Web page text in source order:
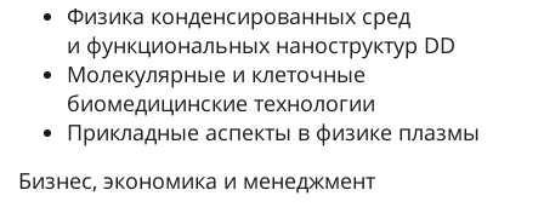
Физика конденсированных сред
и функциональных наноструктур DD
Молекулярные и клеточные
биомедицинские технологии
Прикладные аспекты в физике плазмы
Бизнес, экономика и менеджмент